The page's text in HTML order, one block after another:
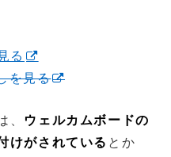
る
を見る
、 ウェルカムボードの
けがされている とか